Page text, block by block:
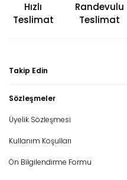
Hızlı
Teslimat
Randevulu
Teslimat
Takip Edin
Sözleşmeler
Üyelik Sözleşmesi
Kullanım Koşulları
Ön Bilgilendirme Formu